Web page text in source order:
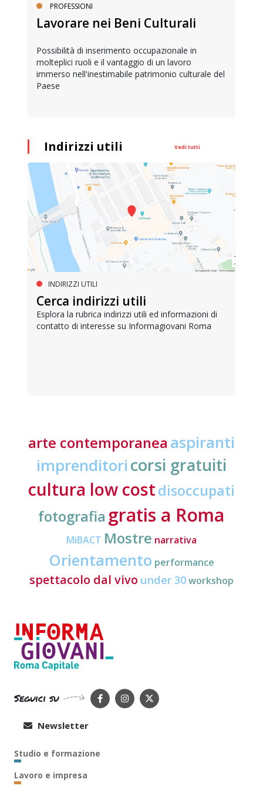
PROFESSIONI
Lavorare nei Beni Culturali
Possibilità di inserimento occupazionale in
molteplici ruoli e il vantaggio di un lavoro
immerso nell'inestimabile patrimonio culturale del
Paese
Indirizzi utili Vedi tutti
INDIRIZZI UTILI
Cerca indirizzi utili
Esplora la rubrica indirizzi utili ed informazioni di
contatto di interesse su Informagiovani Roma
arte contemporanea aspiranti
imprenditori corsi gratuiti
cultura low costdisoccupati
fotografia gratis a Roma
MiBACT Mostre narrativa
Orientamento performance
spettacolo dal vivo under 30workshop
Seguici su
Newsletter
Studio e formazione
Lavoro e impresa